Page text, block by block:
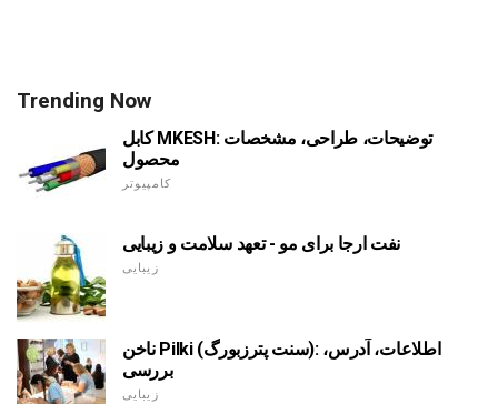
Trending Now
کابل MKESH: توضیحات، طراحی، مشخصات
محصول
کامپیوتر
نفت ارجا برای مو - تعهد سلامت و زیبایی
زیبایی
ناخن Pilki (سنت پترزبورگ): اطلاعات، آدرس،
بررسی
زیبایی